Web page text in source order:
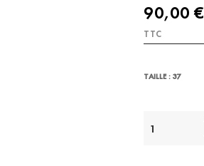
90,00 €
TTC
TAILLE : 37